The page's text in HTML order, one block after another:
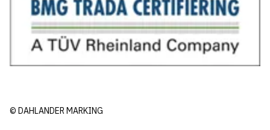
© DAHLANDER MARKING